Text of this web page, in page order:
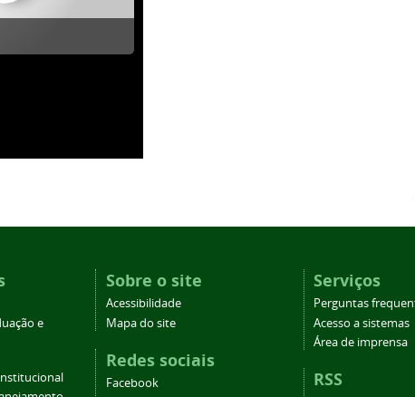
e
Sobre o site
Acessibilidade
Mapa do site
Redes sociais
Facebook
Serviços
Perguntas
Acesso a sistemas
Área de imprensa
RSS